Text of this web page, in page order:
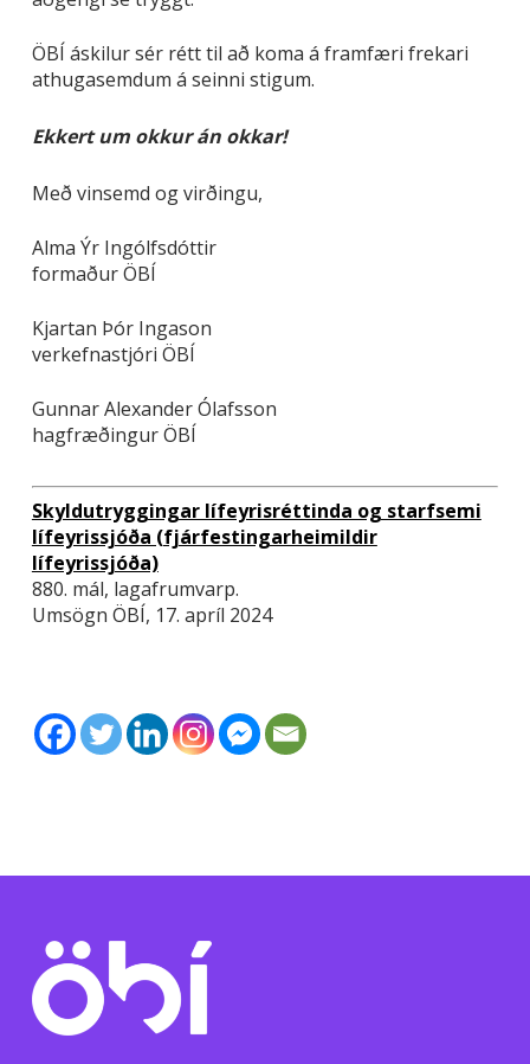
ÖBÍ áskilur sér rétt til að koma á framfæri frekari
athugasemdum á seinni stigum.
Ekkert um okkur án okkar!
Með vinsemd og virðingu,
Alma Ýr Ingólfsdóttir
formaður ÖBÍ
Kjartan Þór Ingason
verkefnastjóri ÖBÍ
Gunnar Alexander Ólafsson
hagfræðingur ÖBÍ
Skyldutryggingar lífeyrisréttinda og starfsemi
lífeyrissjóða (fjárfestingarheimildir
lífeyrissjóða)
880. mál, lagafrumvarp.
Umsögn ÖBÍ, 17. apríl 2024